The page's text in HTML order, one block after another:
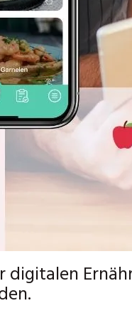
digitalen